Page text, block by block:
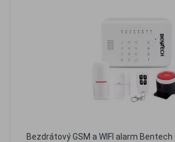
Bezdrátový GSM a WIFI alarm Bentech